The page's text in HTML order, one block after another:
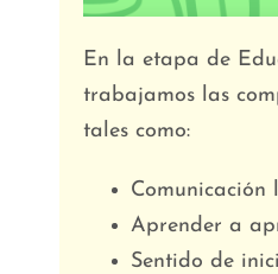
En la etapa de
trabajamos las
tales como:
Comunicación
Aprender a
Sentido de